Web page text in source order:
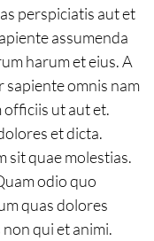
perspiciatis aut et
assumenda
harum et eius. A
omnis nam
ut aut et.
et dicta.
sit quae molestias.
odio quo
quas dolores
qui et animi.